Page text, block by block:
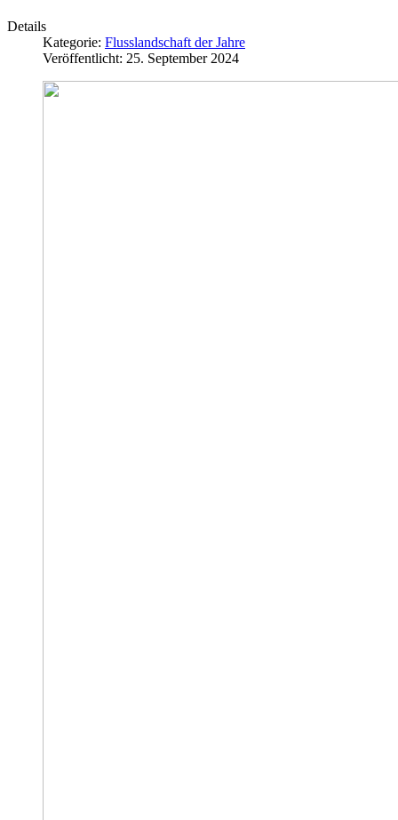
Details
Kategorie: Flusslandschaft der Jahre
Veröffentlicht: 25. September 2024